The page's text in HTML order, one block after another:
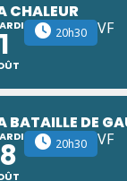
CHALEUR
20h30 VF
BATAILLE DE
20h30 VF